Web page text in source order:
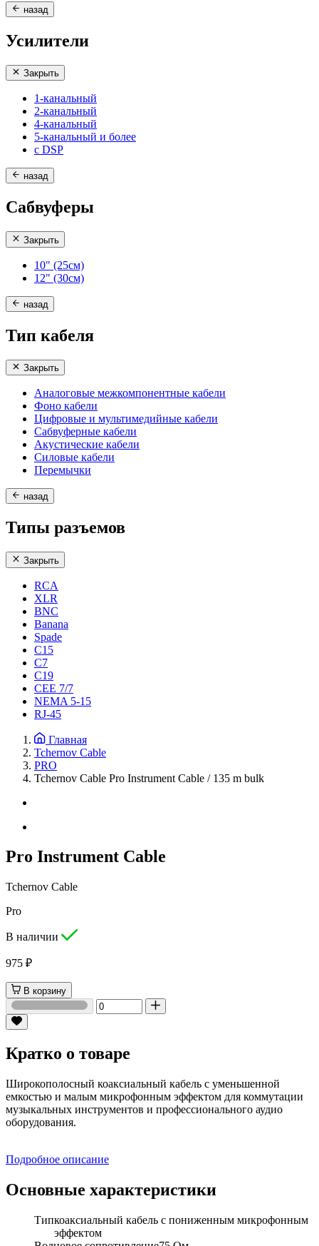
назад
Усилители
Закрыть
1-канальный
2-канальный
4-канальный
5-канальный и более
с DSP
назад
Сабвуферы
Закрыть
10" (25см)
12" (30см)
назад
Тип кабеля
Закрыть
Аналоговые межкомпонентные кабели
Фоно кабели
Цифровые и мультимедийные кабели
Сабвуферные кабели
Акустические кабели
Силовые кабели
Перемычки
назад
Типы разъемов
Закрыть
RCA
XLR
BNC
Banana
Spade
C15
С7
C19
CEE 7/7
NEMA 5-15
RJ-45
Главная
Tchernov Cable
PRO
Tchernov Cable Pro Instrument Cable / 135 m bulk
Pro Instrument Cable
Tchernov Cable
Pro
В наличии
975 ₽
В корзину
Кратко о товаре
Широкополосный коаксиальный кабель с уменьшенной
емкостью и малым микрофонным эффектом для коммутации
музыкальных инструментов и профессионального аудио
оборудования.
Подробное описание
Основные характеристики
Типкоаксиальный кабель с пониженным микрофонным
эффектом